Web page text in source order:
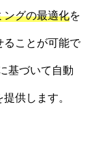
ングの最適化を
ることが可能で
基づいて自動
供します。